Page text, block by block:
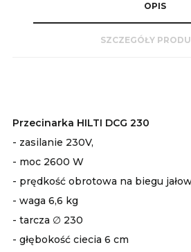
OPIS
SZCZEGÓŁY
Przecinarka HILTI DCG 230
- zasilanie 230V,
- moc 2600 W
- prędkość obrotowa na biegu
- waga 6,6 kg
- tarcza ∅ 230
- głębokość ciecia 6 cm